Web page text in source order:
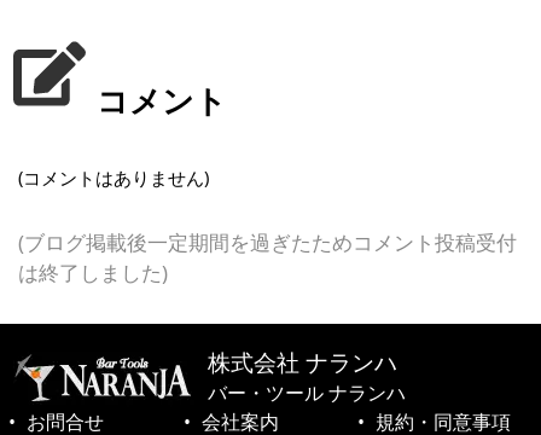
コメント
(コメントはありません)
(ブログ掲載後一定期間を過ぎたためコメント投稿受付
は終了しました)
株式会社 ナランハ
バー・ツール ナランハ
お問合せ
会社案内 規約・同意事項